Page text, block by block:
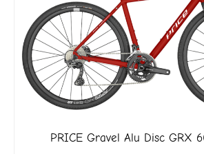
PRICE Gravel Alu Disc GRX
war:
CHF